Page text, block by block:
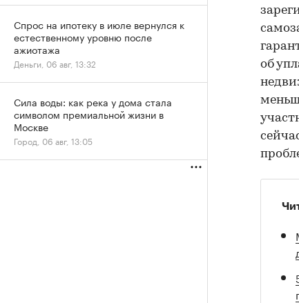
об
Спрос на ипотеку в июле вернулся к
естественному уровню после
ажиотажа
Деньги, 06 авг, 13:32
Сила воды: как река у дома стала
символом премиальной жизни в
Москве
Город, 06 авг, 13:05